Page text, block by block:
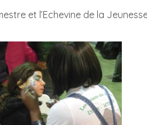
et l’Echevine de la